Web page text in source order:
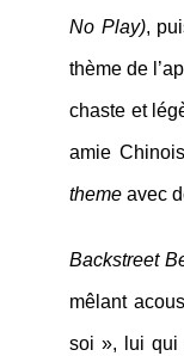
No Play),
thème de
chaste et
amie
theme avec
Backstreet
mêlant
soi », lui qui